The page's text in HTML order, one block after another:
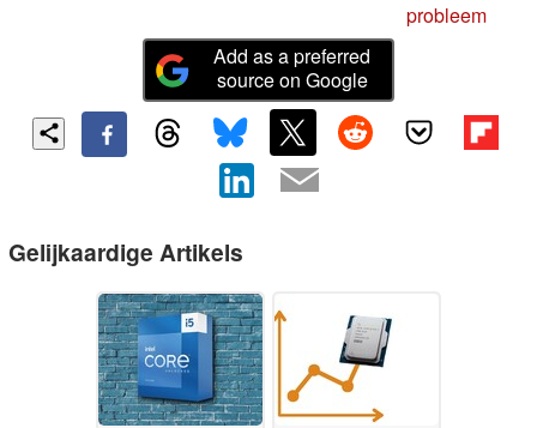
probleem
Add as a preferred
source on Google
Gelijkaardige Artikels